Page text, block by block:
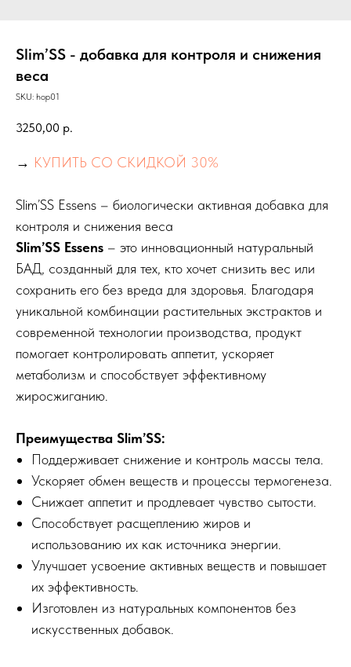
Slim’SS - добавка для контроля и снижения
веса
SKU: hop01
3250,00 р.
→ КУПИТЬ СО СКИДКОЙ 30%
Slim’SS Essens – биологически активная добавка для
контроля и снижения веса
Slim’SS Essens – это инновационный натуральный
БАД, созданный для тех, кто хочет снизить вес или
сохранить его без вреда для здоровья. Благодаря
уникальной комбинации растительных экстрактов и
современной технологии производства, продукт
помогает контролировать аппетит, ускоряет
метаболизм и способствует эффективному
жиросжиганию.
Преимущества Slim’SS:
Поддерживает снижение и контроль массы тела.
Ускоряет обмен веществ и процессы термогенеза.
Снижает аппетит и продлевает чувство сытости.
Способствует расщеплению жиров и
использованию их как источника энергии.
Улучшает усвоение активных веществ и повышает
их эффективность.
Изготовлен из натуральных компонентов без
искусственных добавок.